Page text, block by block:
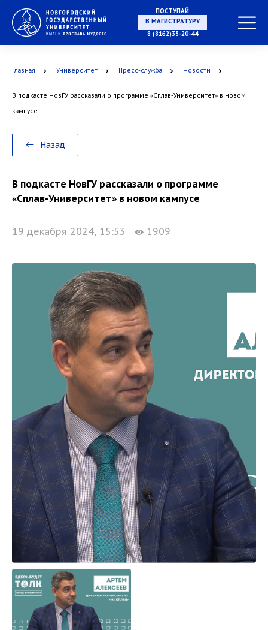
ПОСТУПАЙ
В МАГИСТРАТУРУ
8 (8162)33-20-44
Главная Университет Пресс-служба Новости
В подкасте НовГУ рассказали о программе «Сплав-Университет» в новом
кампусе
Назад
В подкасте НовГУ рассказали о программе
«Сплав-Университет» в новом кампусе
19 декабря 2024, 15:53 1909